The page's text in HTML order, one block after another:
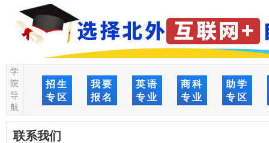
学
院
导
航
招生
专区
我要
报名
英语
专业
商科
专业
助学
专区
联系我们